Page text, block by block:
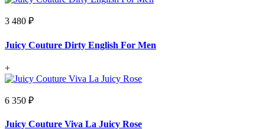
3 480 ₽
Juicy Couture Dirty English For Men
+
6 350 ₽
Juicy Couture Viva La Juicy Rose